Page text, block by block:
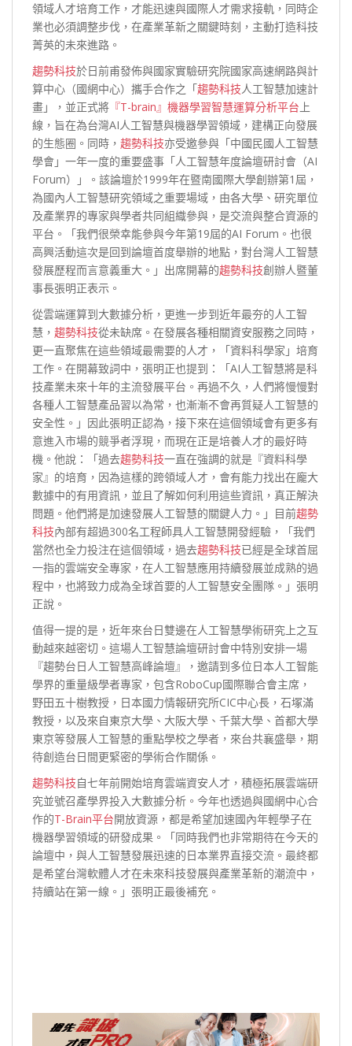
領域人才培育工作，才能迅速與國際人才需求接軌，同時企
業也必須調整步伐，在產業革新之關鍵時刻，主動打造科技
菁英的未來進路。
趨勢科技於日前甫發佈與國家實驗研究院國家高速網路與計
算中心（國網中心）攜手合作之「趨勢科技人工智慧加速計
畫」，並正式將 『T-brain』機器學習智慧運算分析平台 上
線，旨在為台灣AI人工智慧與機器學習領域，建構正向發展
的生態圈。同時， 趨勢科技亦受邀參與「中國民國人工智慧
學會」一年一度的重要盛事「人工智慧年度論壇研討會（AI
Forum）」。該論壇於1999年在暨南國際大學創辦第1屆，
為國內人工智慧研究領域之重要場域，由各大學、研究單位
及產業界的專家與學者共同組織參與，是交流與整合資源的
平台。「我們很榮幸能參與今年第19屆的AI Forum。也很
高興活動這次是回到論壇首度舉辦的地點，對台灣人工智慧
發展歷程而言意義重大。」出席開幕的趨勢科技創辦人暨董
事長張明正表示。
從雲端運算到大數據分析，更進一步到近年最夯的人工智
慧， 趨勢科技從未缺席。在發展各種相關資安服務之同時，
更一直聚焦在這些領域最需要的人才，「資料科學家」培育
工作。在開幕致詞中，張明正也提到：「AI人工智慧將是科
技產業未來十年的主流發展平台。再過不久，人們將慢慢對
各種人工智慧產品習以為常，也漸漸不會再質疑人工智慧的
安全性。」因此張明正認為，接下來在這個領域會有更多有
意進入市場的競爭者浮現，而現在正是培養人才的最好時
機。他說：「過去趨勢科技一直在強調的就是『資料科學
家』的培育，因為這樣的跨領域人才，會有能力找出在龐大
數據中的有用資訊，並且了解如何利用這些資訊，真正解決
問題。他們將是加速發展人工智慧的關鍵人力。」目前趨勢
科技內部有超過300名工程師具人工智慧開發經驗，「我們
當然也全力投注在這個領域，過去趨勢科技已經是全球首屈
一指的雲端安全專家，在人工智慧應用持續發展並成熟的過
程中，也將致力成為全球首要的人工智慧安全團隊。」張明
正說。
值得一提的是，近年來台日雙邊在人工智慧學術研究上之互
動越來越密切。這場人工智慧論壇研討會中特別安排一場
『趨勢台日人工智慧高峰論壇』，邀請到多位日本人工智能
學界的重量級學者專家，包含RoboCup國際聯合會主席，
野田五十樹教授，日本國力情報研究所CIC中心長，石塚滿
教授，以及來自東京大學、大阪大學、千葉大學、首都大學
東京等發展人工智慧的重點學校之學者，來台共襄盛舉，期
待創造台日間更緊密的學術合作關係。
趨勢科技自七年前開始培育雲端資安人才，積極拓展雲端研
究並號召產學界投入大數據分析。今年也透過與國網中心合
作的T-Brain平台開放資源，都是希望加速國內年輕學子在
機器學習領域的研發成果。「同時我們也非常期待在今天的
論壇中，與人工智慧發展迅速的日本業界直接交流。最終都
是希望台灣軟體人才在未來科技發展與產業革新的潮流中，
持續站在第一線。」張明正最後補充。